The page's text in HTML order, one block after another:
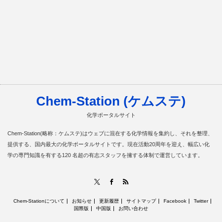
Chem-Station (ケムステ)
化学ポータルサイト
Chem-Station(略称：ケムステ)はウェブに混在する化学情報を集約し、それを整理、
提供する、国内最大の化学ポータルサイトです。現在活動20周年を迎え、幅広い化
学の専門知識を有する120 名超の有志スタッフを擁する体制で運営しています。
Facebook
Chem-Stationについて お知らせ 更新履歴 サイトマップ Facebook
Twitter
国際版
中国版 お問い合わせ